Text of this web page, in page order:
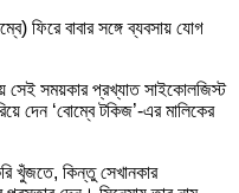
ফিরে বাবার সঙ্গে ব্যবসায় যোগ
সেই সময়কার প্রখ্যাত সাইকোলজিস্ট
দেন ‘বোম্বে টকিজ’-এর মালিকের
খুঁজতে, কিন্তু সেখানকার